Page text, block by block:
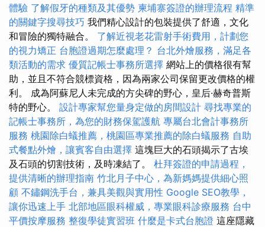
體驗 了解假牙的種類及其優勢 柬埔寨簽證的辦理流程 精準
的關鍵字搜尋技巧 我們精心設計的包裝提供了舒適，文化
和冒險的獨特融合。 了解近視老花雷射手術費用，計劃您
的視力矯正 台胞證過期怎麼處理？ 台北外燴服務，滿足各
類活動的需求 優質記帳士事務所選擇 網站上的價格很有幫
助，並且不符合競標資格，因為兩家公司保留更改價格的權
利。 成為阿蘇尼人未完成的方尖碑的野心，皇后·赫奇普斯
特的野心。 設計專家幫您量身定做的房間設計 尋找專業的
記帳士事務所，為您的財務保駕護航 專屬台北會計事務所
服務 桃園除白蟻推薦，桃園區專業推薦的除白蟻服務 自助
式餐點外燴，讓賓客自由選擇 這塊巨大的石頭揭示了古埃
及石頭的切割技術，及時凍結了。 杜拜簽證的申請過程，
提供清晰的辦理指南 竹北月子中心，為新媽媽提供細心照
顧 不鏽鋼洗手台，兼具美觀與實用性 Google SEO教學，
讓你迅速上手 北部地區眼科權威，專業眼科診療服務 台中
平價按摩服務 整復學徒實習班 什麼是卡式台胞證 這座隱藏